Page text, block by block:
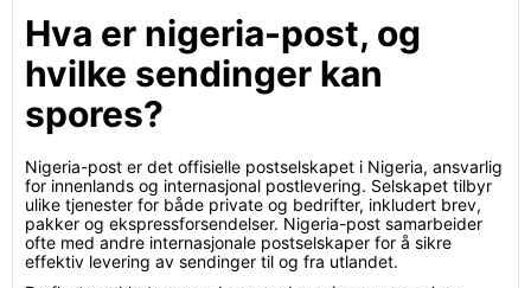
Hva er nigeria-post, og
hvilke sendinger kan
spores?
Nigeria-post er det offisielle postselskapet i Nigeria, ansvarlig
for innenlands og internasjonal postlevering. Selskapet tilbyr
ulike tjenester for både private og bedrifter, inkludert brev,
pakker og ekspressforsendelser. Nigeria-post samarbeider
ofte med andre internasjonale postselskaper for å sikre
effektiv levering av sendinger til og fra utlandet.